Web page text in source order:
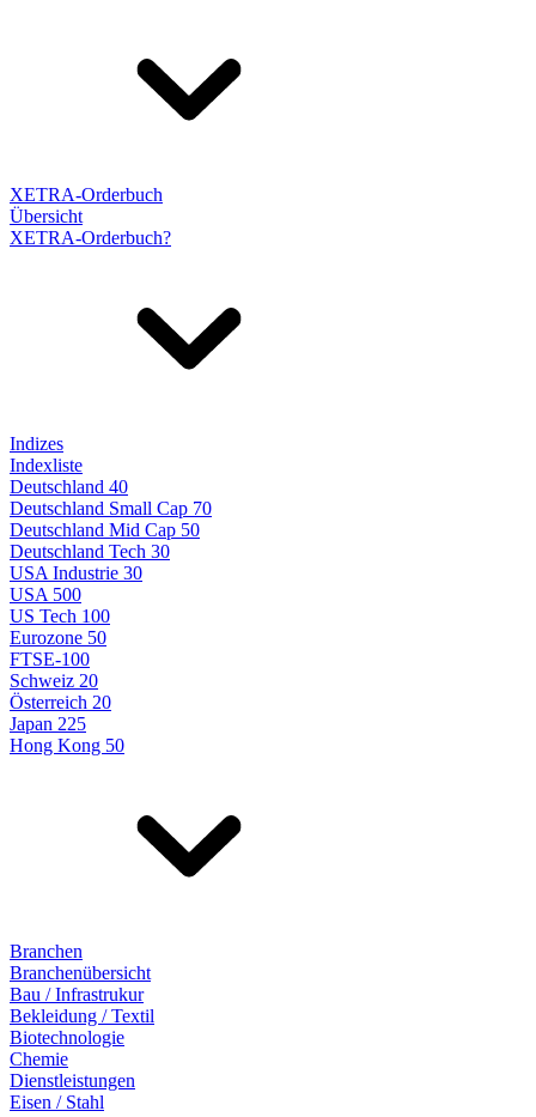
XETRA-Orderbuch
Übersicht
XETRA-Orderbuch?
Indizes
Indexliste
Deutschland 40
Deutschland Small Cap 70
Deutschland Mid Cap 50
Deutschland Tech 30
USA Industrie 30
USA 500
US Tech 100
Eurozone 50
FTSE-100
Schweiz 20
Österreich 20
Japan 225
Hong Kong 50
Branchen
Branchenübersicht
Bau / Infrastrukur
Bekleidung / Textil
Biotechnologie
Chemie
Dienstleistungen
Eisen / Stahl